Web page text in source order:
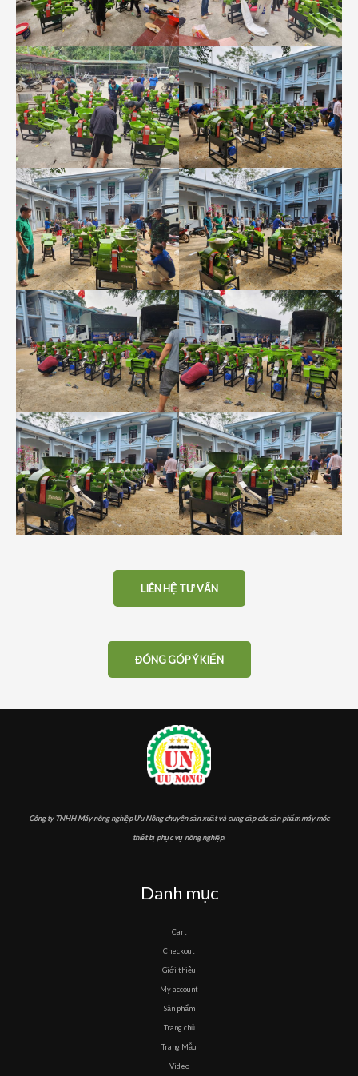
LIÊN HỆ TƯ VẤN
ĐÓNG GÓP Ý KIẾN
Công ty TNHH Máy nông nghiệp Ưu Nông chuyên sản xuất và cung cấp các sản phẩm máy móc
thiết bị phục vụ nông nghiệp.
Danh mục
Cart
Checkout
Giới thiệu
My account
Sản phẩm
Trang chủ
Trang Mẫu
Video